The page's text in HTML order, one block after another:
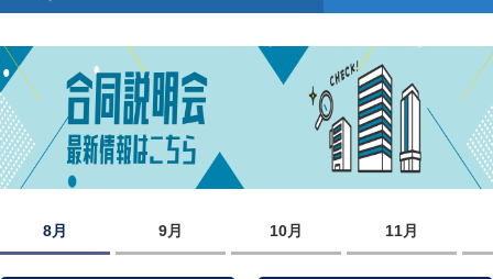
8月 9月 10月 11月